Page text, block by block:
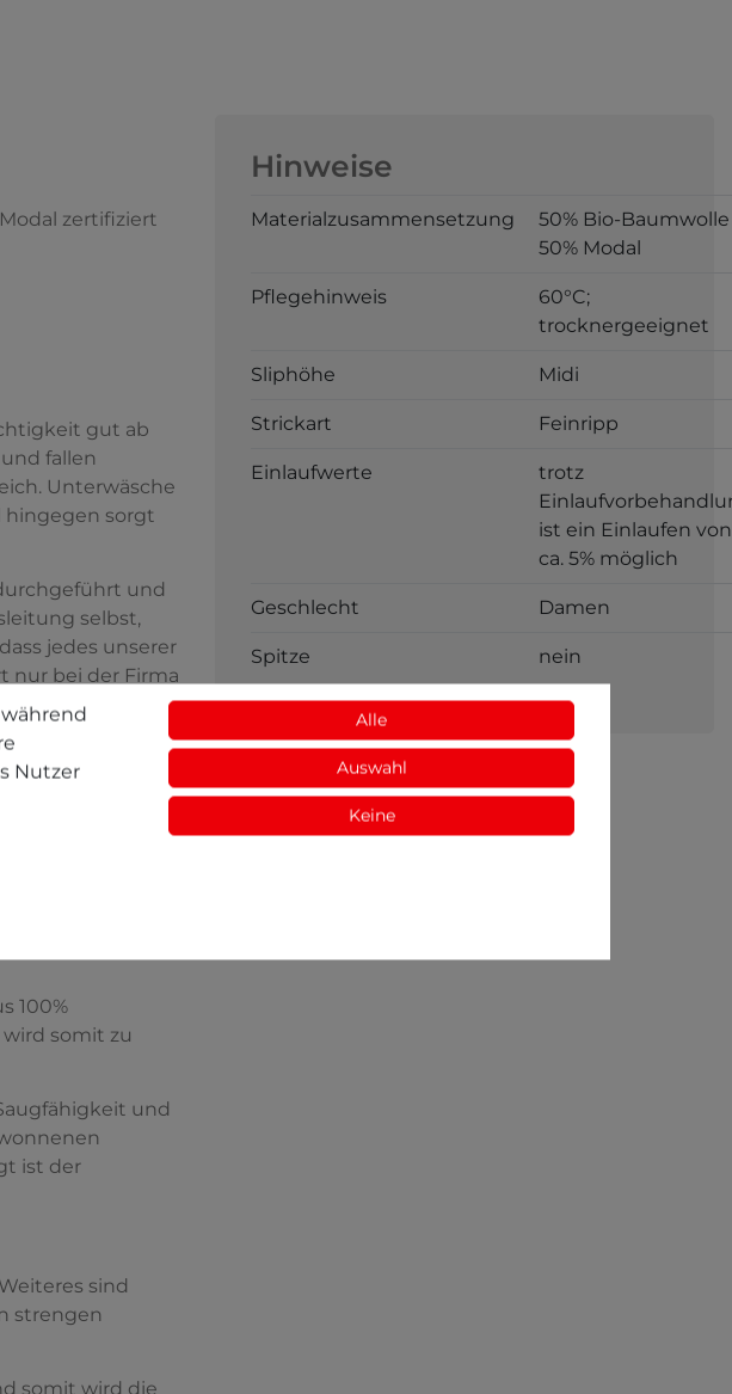
zertifiziert
gut ab
fallen
Unterwäsche
hingegen sorgt
und
selbst,
jedes unserer
nur bei der Firma
100%
somit zu
und
ist der
sind
strengen
somit wird die
Hinweise
Materialzusammensetzung
50% Bio-
50% Modal
Pflegehinweis
60°C;
trocknergeeignet
Sliphöhe Midi
Strickart Feinripp
Einlaufwerte
trotz
ist ein Einlaufen von
ca. 5% möglich
Geschlecht Damen
Spitze nein
Nutzer
Alle
Auswahl
Keine